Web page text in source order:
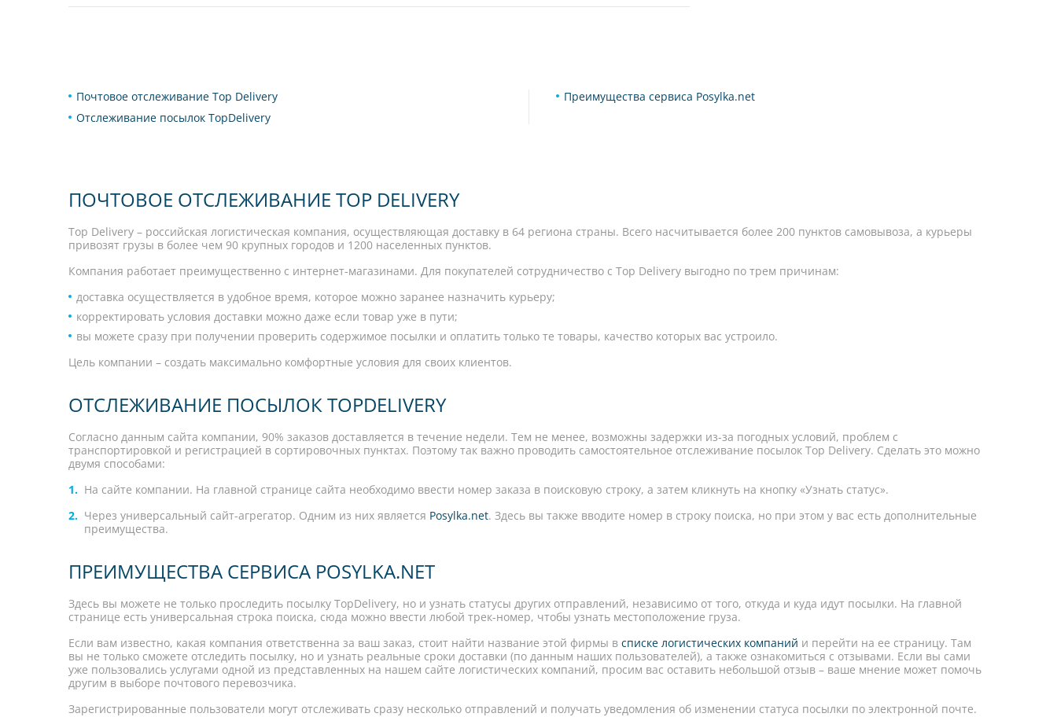
Почтовое отслеживание Top Delivery
Отслеживание посылок TopDelivery
Преимущества сервиса Posylka.net
ПОЧТОВОЕ ОТСЛЕЖИВАНИЕ TOP DELIVERY
Top Delivery – российская логистическая компания, осуществляющая доставку в 64 региона страны. Всего насчитывается более 200 пунктов самовывоза, а курьеры
привозят грузы в более чем 90 крупных городов и 1200 населенных пунктов.
Компания работает преимущественно с интернет-магазинами. Для покупателей сотрудничество с Top Delivery выгодно по трем причинам:
доставка осуществляется в удобное время, которое можно заранее назначить курьеру;
корректировать условия доставки можно даже если товар уже в пути;
вы можете сразу при получении проверить содержимое посылки и оплатить только те товары, качество которых вас устроило.
Цель компании – создать максимально комфортные условия для своих клиентов.
ОТСЛЕЖИВАНИЕ ПОСЫЛОК TOPDELIVERY
Согласно данным сайта компании, 90% заказов доставляется в течение недели. Тем не менее, возможны задержки из-за погодных условий, проблем с
транспортировкой и регистрацией в сортировочных пунктах. Поэтому так важно проводить самостоятельное отслеживание посылок Top Delivery. Сделать это можно
двумя способами:
На сайте компании. На главной странице сайта необходимо ввести номер заказа в поисковую строку, а затем кликнуть на кнопку «Узнать статус».
Через универсальный сайт-агрегатор. Одним из них является Posylka.net. Здесь вы также вводите номер в строку поиска, но при этом у вас есть дополнительные
преимущества.
ПРЕИМУЩЕСТВА СЕРВИСА POSYLKA.NET
Здесь вы можете не только проследить посылку TopDelivery, но и узнать статусы других отправлений, независимо от того, откуда и куда идут посылки. На главной
странице есть универсальная строка поиска, сюда можно ввести любой трек-номер, чтобы узнать местоположение груза.
Если вам известно, какая компания ответственна за ваш заказ, стоит найти название этой фирмы в списке логистических компаний и перейти на ее страницу. Там
вы не только сможете отследить посылку, но и узнать реальные сроки доставки (по данным наших пользователей), а также ознакомиться с отзывами. Если вы сами
уже пользовались услугами одной из представленных на нашем сайте логистических компаний, просим вас оставить небольшой отзыв – ваше мнение может помочь
другим в выборе почтового перевозчика.
Зарегистрированные пользователи могут отслеживать сразу несколько отправлений и получать уведомления об изменении статуса посылки по электронной почте.